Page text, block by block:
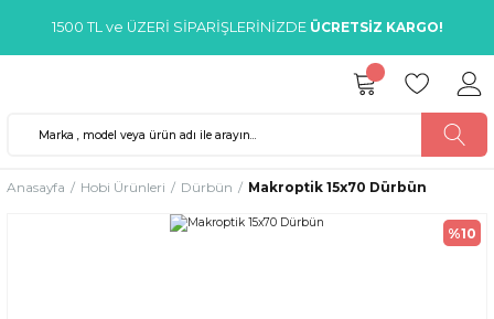
1500 TL ve ÜZERİ SİPARİŞLERİNİZDE ÜCRETSİZ KARGO!
Anasayfa Hobi Ürünleri Dürbün Makroptik 15x70 Dürbün
%10